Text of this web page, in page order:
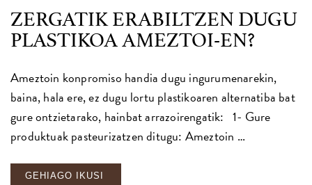
ZERGATIK ERABILTZEN DUGU
PLASTIKOA AMEZTOI-EN?
Ameztoin konpromiso handia dugu ingurumenarekin,
baina, hala ere, ez dugu lortu plastikoaren alternatiba bat
gure ontzietarako, hainbat arrazoirengatik: 1- Gure
produktuak pasteurizatzen ditugu: Ameztoin …
GEHIAGO IKUSI